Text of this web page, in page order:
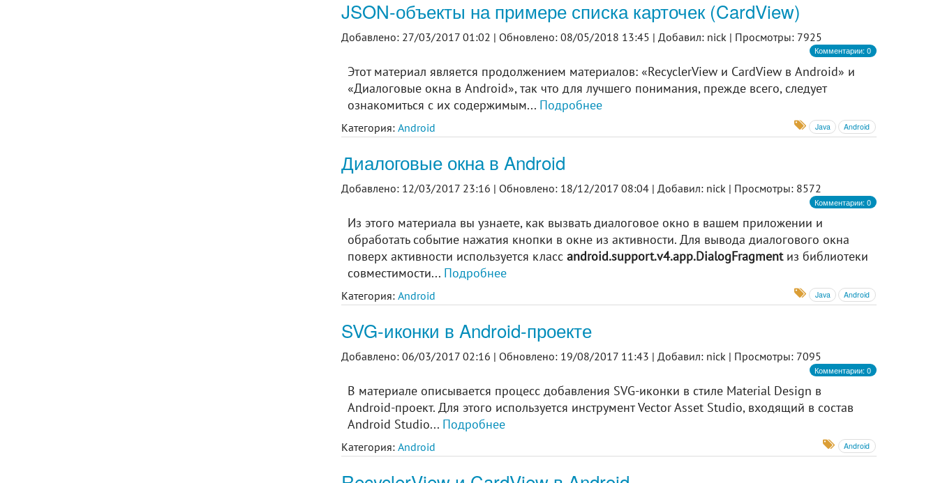
JSON-объекты на примере списка карточек (CardView)
Добавлено: 27/03/2017 01:02 | Обновлено: 08/05/2018 13:45 | Добавил: nick | Просмотры: 7925
Комментарии: 0
Этот материал является продолжением материалов: «RecyclerView и CardView в Android» и
«Диалоговые окна в Android», так что для лучшего понимания, прежде всего, следует
ознакомиться с их содержимым... Подробнее
Категория:Android Java Android
Диалоговые окна в Android
Добавлено: 12/03/2017 23:16 | Обновлено: 18/12/2017 08:04 | Добавил: nick | Просмотры: 8572
Комментарии: 0
Из этого материала вы узнаете, как вызвать диалоговое окно в вашем приложении и
обработать событие нажатия кнопки в окне из активности. Для вывода диалогового окна
поверх активности используется класс android.support.v4.app.DialogFragmentиз библиотеки
совместимости... Подробнее
Категория:Android Java Android
SVG-иконки в Android-проекте
Добавлено: 06/03/2017 02:16 | Обновлено: 19/08/2017 11:43 | Добавил: nick | Просмотры: 7095
Комментарии: 0
В материале описывается процесс добавления SVG-иконки в стиле Material Design в
Android-проект. Для этого используется инструмент Vector Asset Studio, входящий в состав
Android Studio... Подробнее
Категория:Android Android